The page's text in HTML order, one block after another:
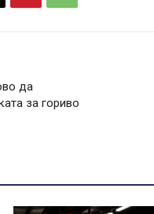
да
за гориво